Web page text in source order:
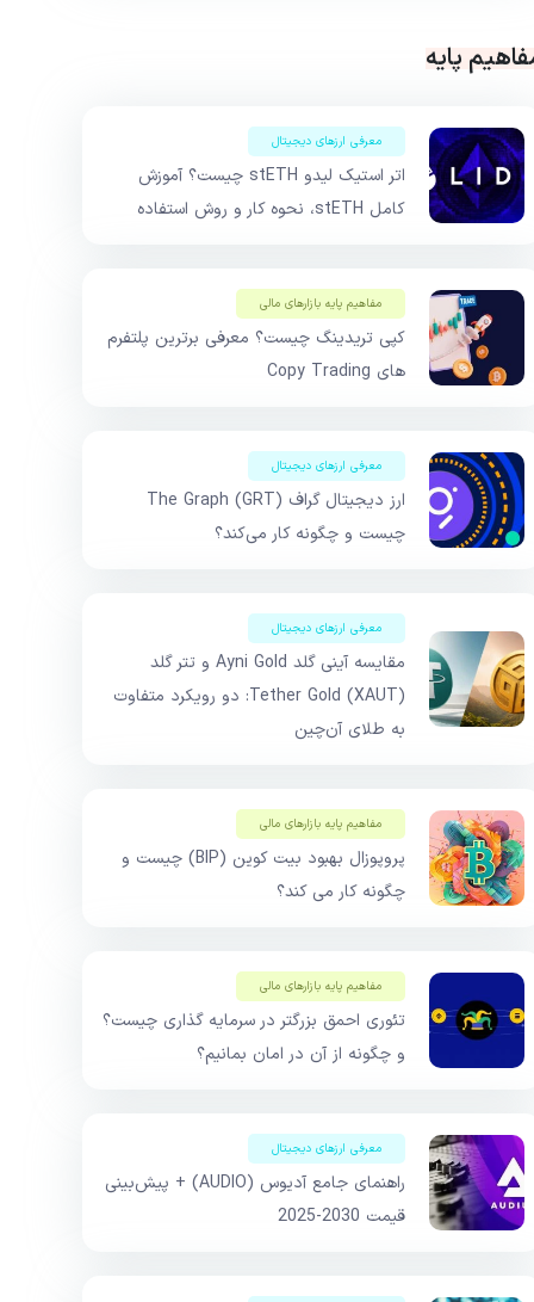
پایه
معرفی ارزهای دیجیتال
اتر استیک لیدو stETH چیست؟ آموزش
کامل stETH، نحوه کار و روش استفاده
مفاهیم پایه بازار‌های مالی
کپی تریدینگ چیست؟ معرفی برترین پلتفرم
های Copy Trading
معرفی ارزهای دیجیتال
ارز دیجیتال گراف The Graph (GRT)
چیست و چگونه کار می‌کند؟
معرفی ارزهای دیجیتال
مقایسه آینی گلد Ayni Gold و تتر گلد
Tether Gold (XAUT): دو رویکرد متفاوت
به طلای آن‌چین
مفاهیم پایه بازار‌های مالی
پروپوزال بهبود بیت کوین (BIP) چیست و
چگونه کار می کند؟
مفاهیم پایه بازار‌های مالی
تئوری احمق بزرگتر در سرمایه گذاری چیست؟
و چگونه از آن در امان بمانیم؟
معرفی ارزهای دیجیتال
راهنمای جامع آدیوس (AUDIO) + پیش‌بینی
قیمت 2030-2025